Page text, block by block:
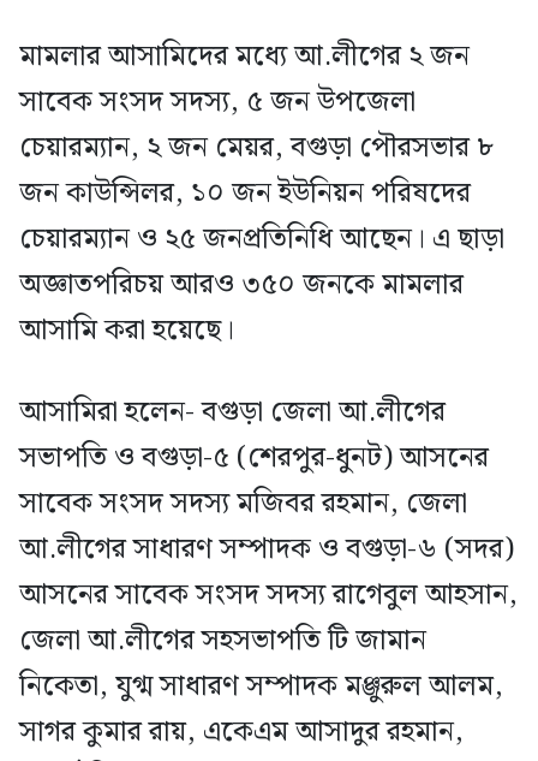
মামলার আসামিদের মধ্যে আ.লীগের ২ জন
সাবেক সংসদ সদস্য, ৫ জন উপজেলা
চেয়ারম্যান, ২ জন মেয়র, বগুড়া পৌরসভার ৮
জন কাউন্সিলর, ১০ জন ইউনিয়ন পরিষদের
চেয়ারম্যান ও ২৫ জনপ্রতিনিধি আছেন। এ ছাড়া
অজ্ঞাতপরিচয় আরও ৩৫০ জনকে মামলার
আসামি করা হয়েছে।
আসামিরা হলেন- বগুড়া জেলা আ.লীগের
সভাপতি ও বগুড়া-৫ (শেরপুর-ধুনট) আসনের
সাবেক সংসদ সদস্য মজিবর রহমান, জেলা
আ.লীগের সাধারণ সম্পাদক ও বগুড়া-৬ (সদর)
আসনের সাবেক সংসদ সদস্য রাগেবুল আহসান,
জেলা আ.লীগের সহসভাপতি টি জামান
নিকেতা, যুগ্ম সাধারণ সম্পাদক মঞ্জুরুল আলম,
সাগর কুমার রায়, একেএম আসাদুর রহমান,